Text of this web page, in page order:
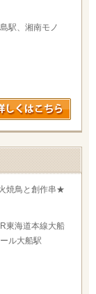
駅、湘南モノ
焼鳥と創作串★
東海道本線大船
ル大船駅